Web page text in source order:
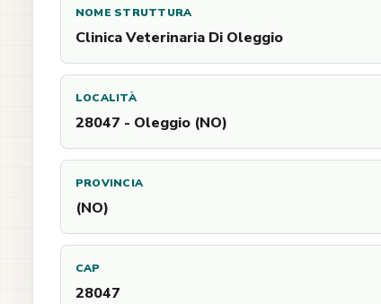
NOME STRUTTURA
Clinica Veterinaria Di Oleggio
LOCALITÀ
28047 - Oleggio (NO)
PROVINCIA
(NO)
CAP
28047